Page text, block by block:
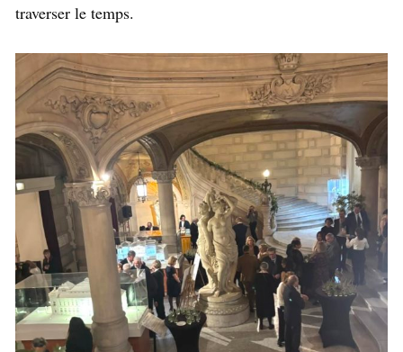
traverser le temps.